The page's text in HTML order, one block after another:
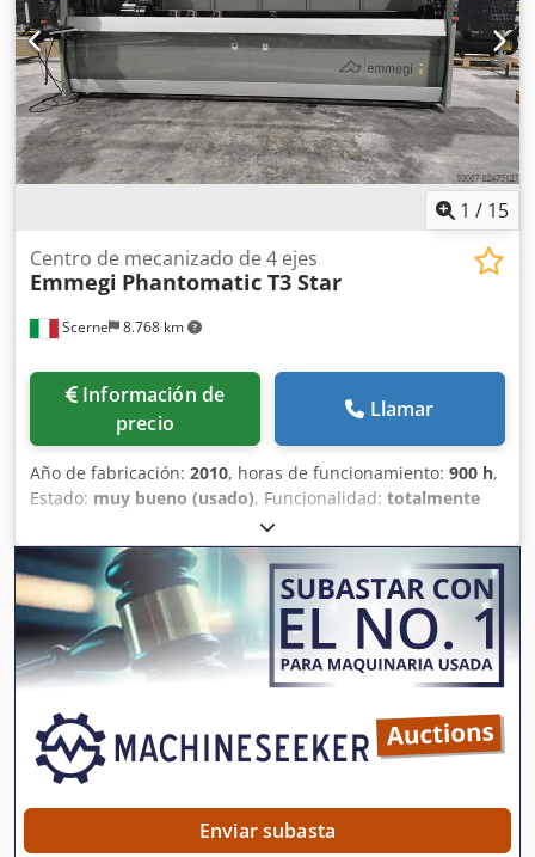
1 / 15
Scerne 8.768 km
Centro de mecanizado de 4 ejes
Emmegi Phantomatic T3 Star
Información de
precio
Llamar
Año de fabricación: 2010, horas de funcionamiento: 900 h,
Estado: muy bueno (usado), Funcionalidad: totalmente
, RECORRIDOS DE LOS EJES EJE X (longitudinal)
(mm) 4.300 EJE Y (transversal) (mm) 270 Mesa giratoria
-90°/90° continua Dksdpfxozq Rn Dj An Nsr
ELECTROMANDRIL Potencia máxima en S1 (kW) 5,5
Velocidad máxima (rpm) 20.000 Cono de sujeción de
herramienta HSK - 63F ALMACÉN DE HERRAMIENTAS
AUTOMÁTICO Número máximo de herramientas en el
puede insertar en el almacén (mm) Ø = 180
Enviar subasta